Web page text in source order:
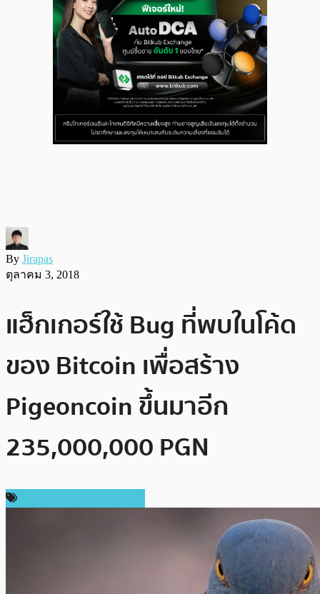
By Jirapas
ตุลาคม 3, 2018
แฮ็กเกอร์ใช้ Bug ที่พบในโค้ด
ของ Bitcoin เพื่อสร้าง
Pigeoncoin ขึ้นมาอีก
235,000,000 PGN